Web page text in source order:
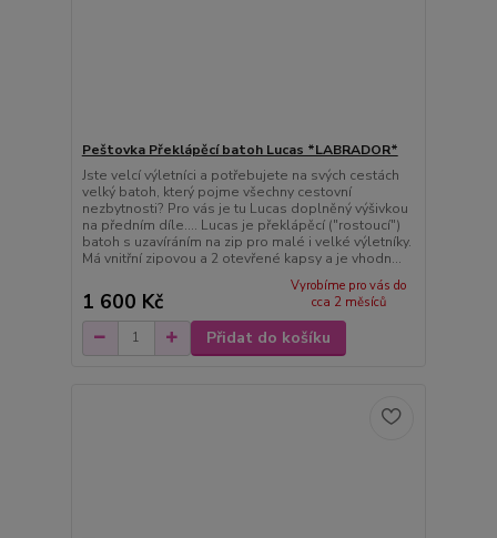
Peštovka Překlápěcí batoh Lucas *LABRADOR*
Jste velcí výletníci a potřebujete na svých cestách
velký batoh, který pojme všechny cestovní
nezbytnosti? Pro vás je tu Lucas doplněný výšivkou
na předním díle.... Lucas je překlápěcí ("rostoucí")
batoh s uzavíráním na zip pro malé i velké výletníky.
Má vnitřní zipovou a 2 otevřené kapsy a je vhodn...
1 600 Kč
Vyrobíme pro vás do
cca 2 měsíců
Přidat do košíku